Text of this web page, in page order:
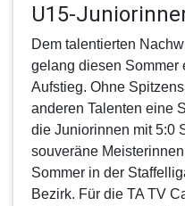
U15-
Dem talentierten
gelang diesen Sommer
Aufstieg. Ohne
anderen Talenten eine
die Juniorinnen mit 5:0
souveräne
Sommer in der
Bezirk. Für die TA TV